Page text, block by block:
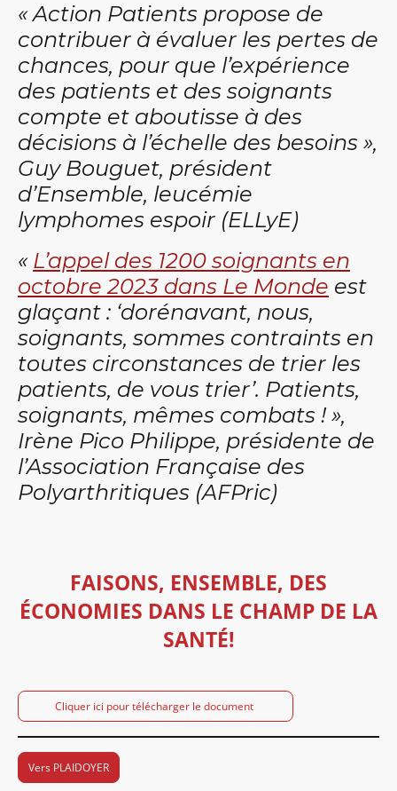
« Action Patients propose de
contribuer à évaluer les pertes de
chances, pour que l’expérience
des patients et des soignants
compte et aboutisse à des
décisions à l’échelle des besoins »,
Guy Bouguet, président
d’Ensemble, leucémie
lymphomes espoir (ELLyE)
« L’appel des 1200 soignants en
octobre 2023 dans Le Monde est
glaçant : ‘dorénavant, nous,
soignants, sommes contraints en
toutes circonstances de trier les
patients, de vous trier’. Patients,
soignants, mêmes combats ! »,
Irène Pico Philippe, présidente de
l’Association Française des
Polyarthritiques (AFPric)
FAISONS, ENSEMBLE, DES
ÉCONOMIES DANS LE CHAMP DE LA
SANTÉ!
Cliquer ici pour télécharger le document
Vers PLAIDOYER